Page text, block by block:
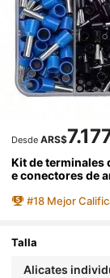
Desde ARS$
Kit de terminales
e conectores de
AWG 22-7,
#18 Mejor
Talla
Alicates